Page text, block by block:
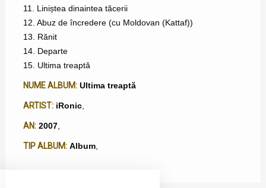
11. Liniștea dinaintea tăcerii
12. Abuz de încredere (cu Moldovan (Kattaf))
13. Rănit
14. Departe
15. Ultima treaptă
NUME ALBUM: Ultima treaptă
ARTIST: iRonic,
AN: 2007,
TIP ALBUM: Album,